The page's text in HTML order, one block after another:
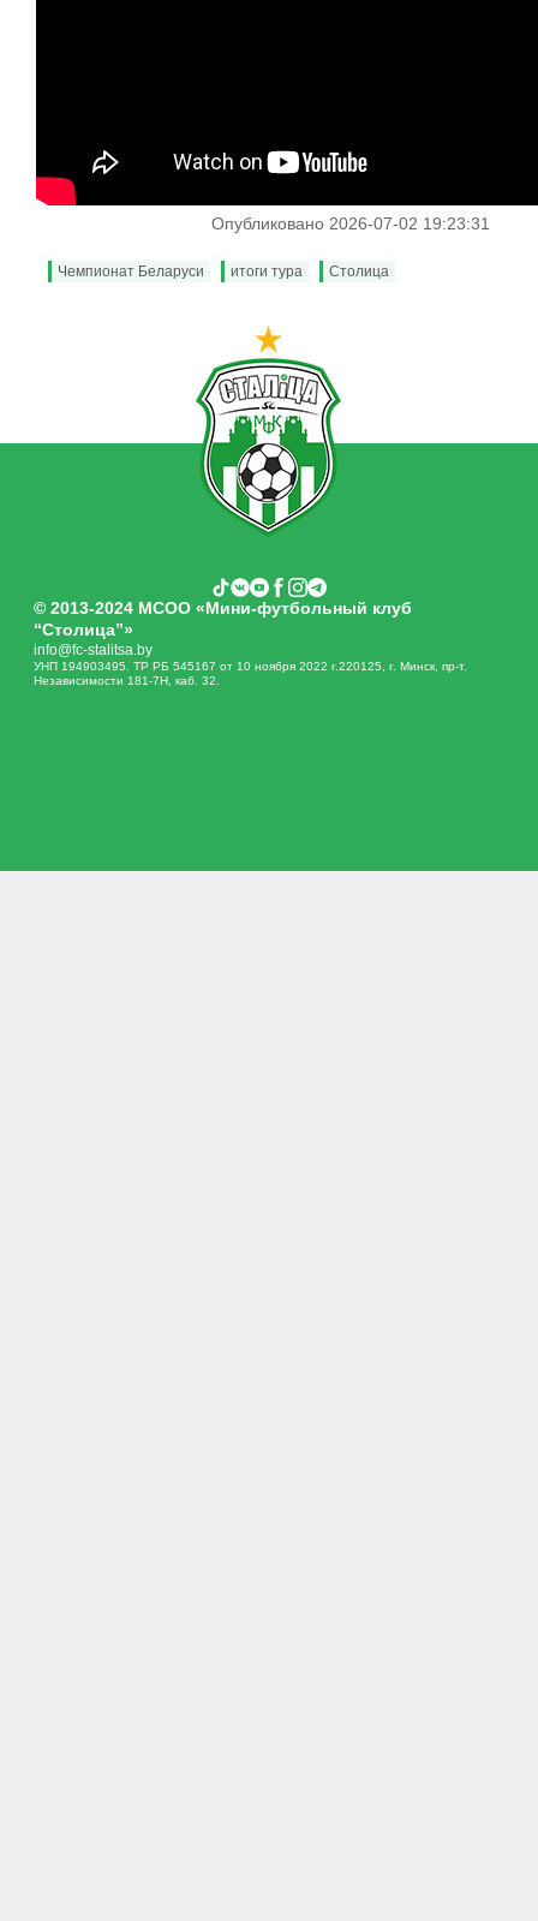
Опубликовано 2026-07-02 19:23:31
Чемпионат Беларуси итоги тура Столица
© 2013-2024 МСОО «Мини-футбольный клуб
“Столица”»
info@fc-stalitsa.by
УНП 194903495. ТР РБ 545167 от 10 ноября 2022 г.220125, г. Минск, пр-т.
Независимости 181-7Н, каб. 32.